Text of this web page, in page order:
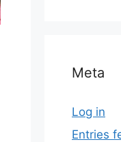
Meta
Log in
Entries